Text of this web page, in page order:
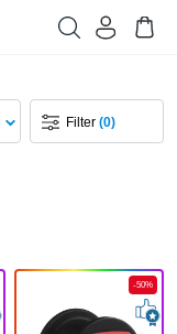
Filter(0)
-50%